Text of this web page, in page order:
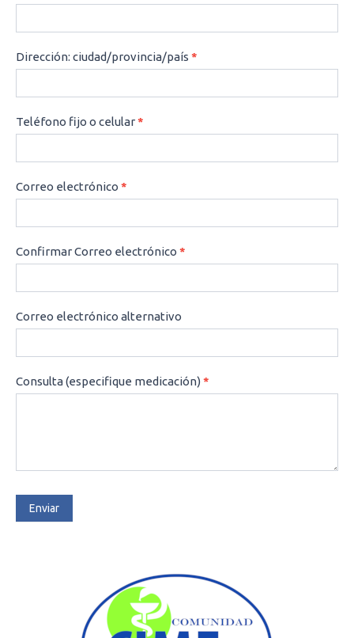
Dirección: ciudad/provincia/país *
Teléfono fijo o celular*
Correo electrónico *
Confirmar Correo electrónico *
Correo electrónico alternativo
Consulta (especifique medicación)*
Enviar